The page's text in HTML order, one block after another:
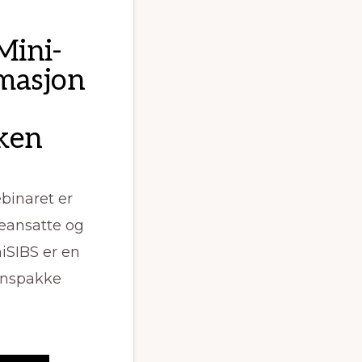
er
og
er en